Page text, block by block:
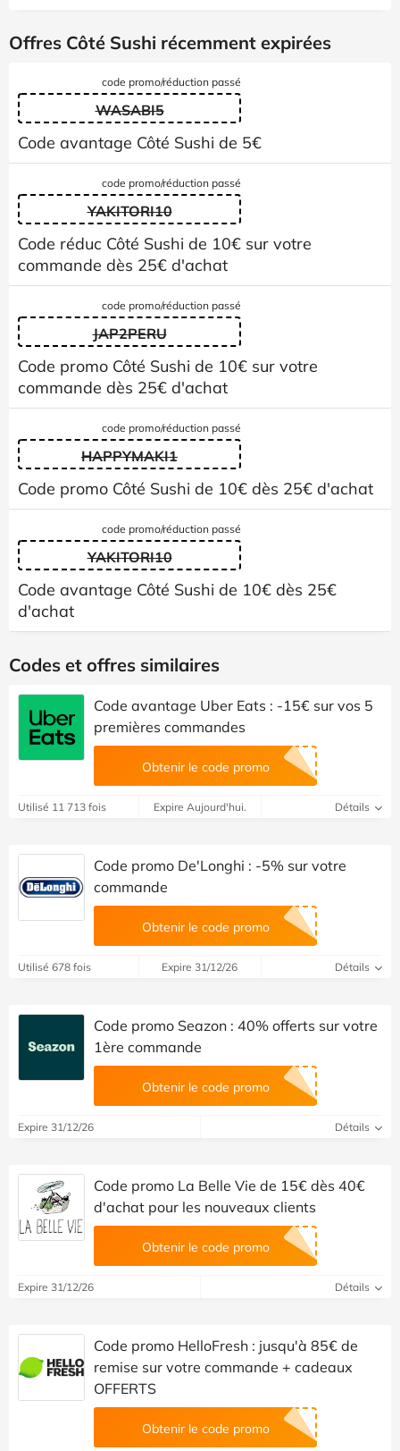
Offres Côté Sushi récemment expirées
code promo/réduction passé
WASABI5
Code avantage Côté Sushi de 5€
code promo/réduction passé
YAKITORI10
Code réduc Côté Sushi de 10€ sur votre
commande dès 25€ d'achat
code promo/réduction passé
JAP2PERU
Code promo Côté Sushi de 10€ sur votre
commande dès 25€ d'achat
code promo/réduction passé
HAPPYMAKI1
Code promo Côté Sushi de 10€ dès 25€ d'achat
code promo/réduction passé
YAKITORI10
Code avantage Côté Sushi de 10€ dès 25€
d'achat
Codes et offres similaires
Code avantage Uber Eats : -15€ sur vos 5
premières commandes
Obtenir le code promo
Utilisé 11 713 fois Expire Aujourd'hui. Détails
Code promo De'Longhi : -5% sur votre
commande
Obtenir le code promo
Utilisé 678 fois Expire 31/12/26 Détails
Code promo Seazon : 40% offerts sur votre
1ère commande
Obtenir le code promo
Expire 31/12/26 Détails
Code promo La Belle Vie de 15€ dès 40€
d'achat pour les nouveaux clients
Obtenir le code promo
Expire 31/12/26 Détails
Code promo HelloFresh : jusqu'à 85€ de
remise sur votre commande + cadeaux
OFFERTS
Obtenir le code promo